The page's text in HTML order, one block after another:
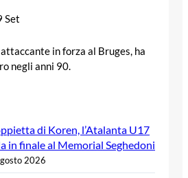
Set
in forza al Bruges, ha
negli anni 90.
di Koren, l’Atalanta U17
in finale al Memorial Seghedoni
2026